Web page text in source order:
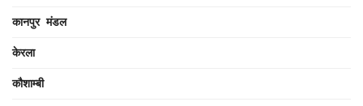
कानपुर मंडल
केरला
कौशाम्बी